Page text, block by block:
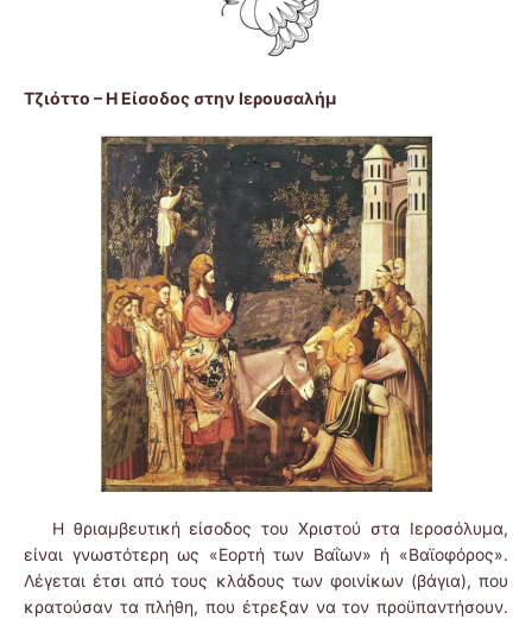
Τζιόττο – Η Είσοδος στην Ιερουσαλήμ
Η θριαμβευτική είσοδος του Χριστού στα Ιεροσόλυμα,
είναι γνωστότερη ως «Εορτή των Βαΐων» ή «Βαϊοφόρος».
Λέγεται έτσι από τους κλάδους των φοινίκων (βάγια), που
κρατούσαν τα πλήθη, που έτρεξαν να τον προϋπαντήσουν.